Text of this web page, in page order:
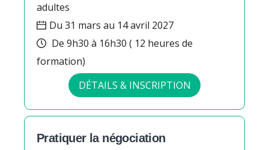
adultes
Du 31 mars au 14 avril 2027
De 9h30 à 16h30 ( 12 heures de
formation)
DÉTAILS & INSCRIPTION
Pratiquer la négociation